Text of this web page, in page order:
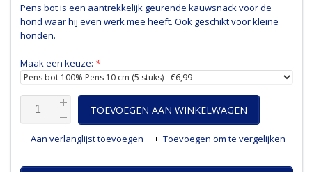
Pens bot is een aantrekkelijk geurende kauwsnack voor de
hond waar hij even werk mee heeft. Ook geschikt voor kleine
honden.
Maak een keuze: *
TOEVOEGEN AAN WINKELWAGEN
Aan verlanglijst toevoegen Toevoegen om te vergelijken